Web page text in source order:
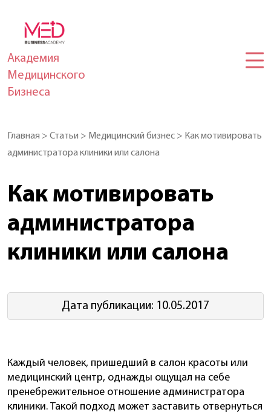
Академия
Медицинского
Бизнеса
Главная > Статьи > Медицинский бизнес > Как мотивировать
администратора клиники или салона
Как мотивировать
администратора
клиники или салона
Дата публикации: 10.05.2017
Каждый человек, пришедший в салон красоты или
медицинский центр, однажды ощущал на себе
пренебрежительное отношение администратора
клиники. Такой подход может заставить отвернуться